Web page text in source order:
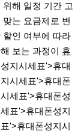
해 일정 기간 고
는 요금제로 변
할인 여부에 따라
보는 과정이 휴
지시세표'>휴대
시세표'>휴대폰
세표'>휴대폰성
표'>휴대폰성지
'>휴대폰성지시